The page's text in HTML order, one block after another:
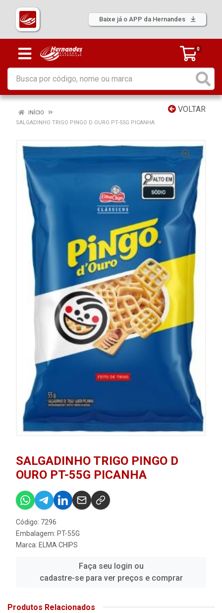
Baixe já o APP da Hernandes
0
VOLTAR
INÍCIO
SALGADINHO TRIGO PINGO D OURO PT-55G PICANHA
SALGADINHO TRIGO PINGO D
OURO PT-55G PICANHA
Código: 7296
Embalagem: PT-55G
Marca: ELMA CHIPS
Faça seu login ou
cadastre-se para ver preços e comprar
Produtos Relacionados